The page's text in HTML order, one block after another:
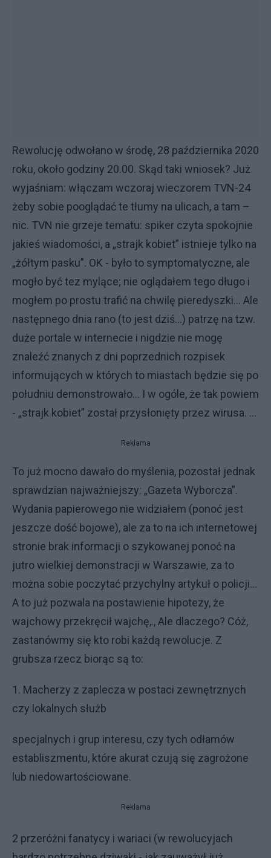
Rewolucję odwołano w środę, 28 października 2020
roku, około godziny 20.00. Skąd taki wniosek? Już
wyjaśniam: włączam wczoraj wieczorem TVN-24
żeby sobie pooglądać te tłumy na ulicach, a tam –
nic. TVN nie grzeje tematu: spiker czyta spokojnie
jakieś wiadomości, a „strajk kobiet” istnieje tylko na
„żółtym pasku”. OK - było to symptomatyczne, ale
mogło być tez mylące; nie oglądałem tego długo i
mogłem po prostu trafić na chwilę pieredyszki… Ale
następnego dnia rano (to jest dziś…) patrzę na tzw.
duże portale w internecie i nigdzie nie mogę
znaleźć znanych z dni poprzednich rozpisek
informujących w których to miastach będzie się po
południu demonstrowało… I w ogóle, że tak powiem
- „strajk kobiet” został przysłonięty przez wirusa. ...
Reklama
To już mocno dawało do myślenia, pozostał jednak
sprawdzian najważniejszy: „Gazeta Wyborcza”.
Wydania papierowego nie widziałem (ponoć jest
jeszcze dość bojowe), ale za to na ich internetowej
stronie brak informacji o szykowanej ponoć na
jutro wielkiej demonstracji w Warszawie, za to
można sobie poczytać przychylny artykuł o policji…
A to już pozwala na postawienie hipotezy, że
wajchowy przekręcił wajchę,., Ale dlaczego? Cóż,
zastanówmy się kto robi każdą rewolucje. Z
grubsza rzecz biorąc są to:
1. Macherzy z zaplecza w postaci zewnętrznych
czy lokalnych służb
specjalnych i grup interesu, czy tych odłamów
establiszmentu, które akurat czują się zagrożone
lub niedowartościowane.
Reklama
2 przeróżni fanatycy i wariaci (w rewolucyjach